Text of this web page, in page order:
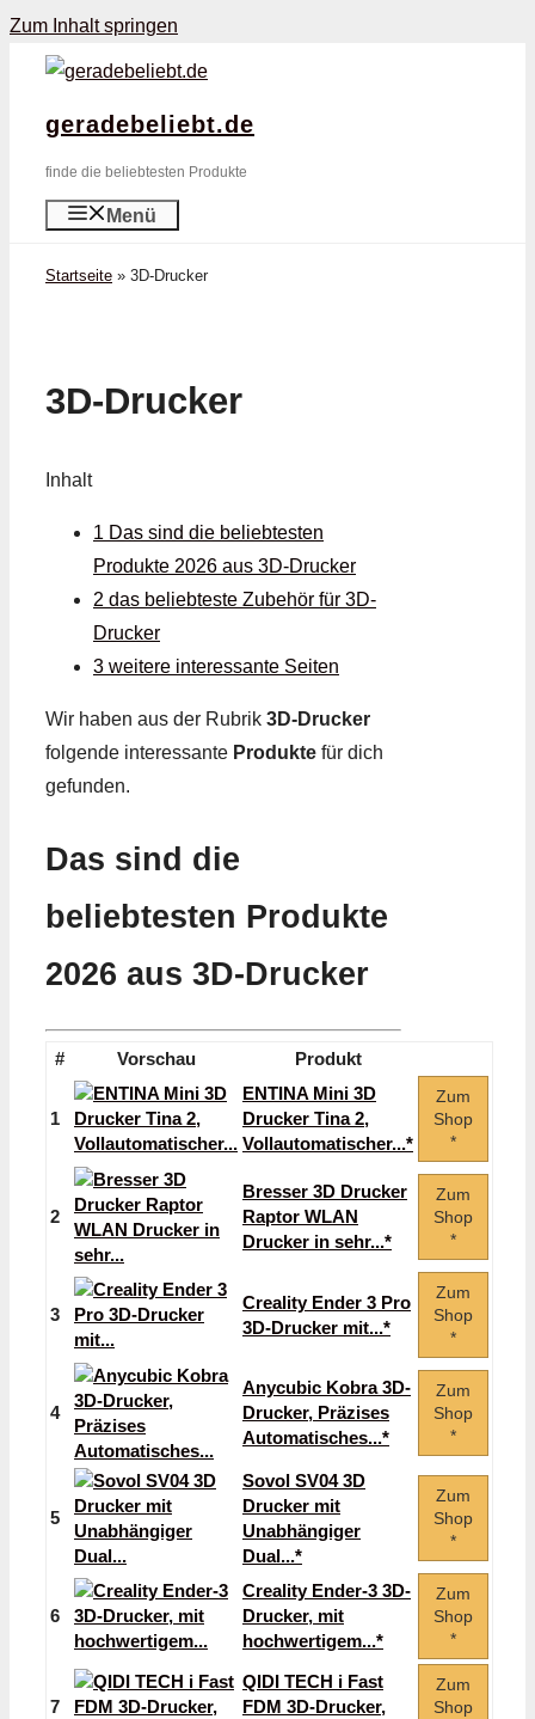
Zum Inhalt springen
geradebeliebt.de
finde die beliebtesten Produkte
Menü
Startseite » 3D-Drucker
3D-Drucker
Inhalt
1 Das sind die beliebtesten
Produkte 2026 aus 3D-Drucker
2 das beliebteste Zubehör für 3D-
Drucker
3 weitere interessante Seiten
Wir haben aus der Rubrik 3D-Drucker
folgende interessante Produkte für dich
gefunden.
Das sind die
beliebtesten Produkte
2026 aus 3D-Drucker
# Vorschau Produkt
1
ENTINA Mini 3D
Drucker Tina 2,
Vollautomatischer...*
Zum
Shop
*
2
Bresser 3D Drucker
Raptor WLAN
Drucker in sehr...*
Zum
Shop
*
3
Creality Ender 3 Pro
3D-Drucker mit...*
Zum
Shop
*
4
Anycubic Kobra 3D-
Drucker, Präzises
Automatisches...*
Zum
Shop
*
5
Sovol SV04 3D
Drucker mit
Unabhängiger
Dual...*
Zum
Shop
*
6
Creality Ender-3 3D-
Drucker, mit
hochwertigem...*
Zum
Shop
*
7
QIDI TECH i Fast
FDM 3D-Drucker,
Zum
Shop